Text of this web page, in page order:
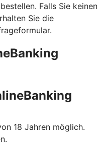
Falls Sie keinen
Sie die
18 Jahren möglich.